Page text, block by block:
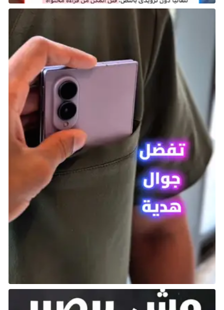
لنكن صادقين، استمرار دورة الابتزاز أكثر متعة بكثير.
Escape from Tarkov هي لعبة إطلاق نار جماعية من
منظور الشخص الأول تتميز بتجربة فريدة، حيث لا يقتصر
هدفك على هزيمة اللاعبين الآخرين فقط، بل الهروب بأكبر
كمية من الغنائم.
وَضْع اللعبة الأساسي ينزلك أنت واللاعبين الآخرين على
خريطة من اختيارك، ويحدد لك نقطة الهروب، تحتاج الوصول
إليها مع أكبر كمية من المعدات والقيم التي يمكنك العثور
عليها. تقنيًّا، لا تحتاج إلى قتل اللاعبين الآخرين، وهم أيضًا لا